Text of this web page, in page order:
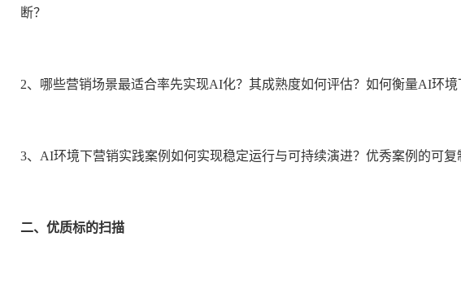
断？
2、哪些营销场景最适合率先实现AI化？其成熟度如何评估？如何衡量AI环境
3、AI环境下营销实践案例如何实现稳定运行与可持续演进？优秀案例的可复
二、优质标的扫描